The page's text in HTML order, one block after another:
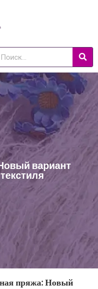
вариант
пряжа: Новый